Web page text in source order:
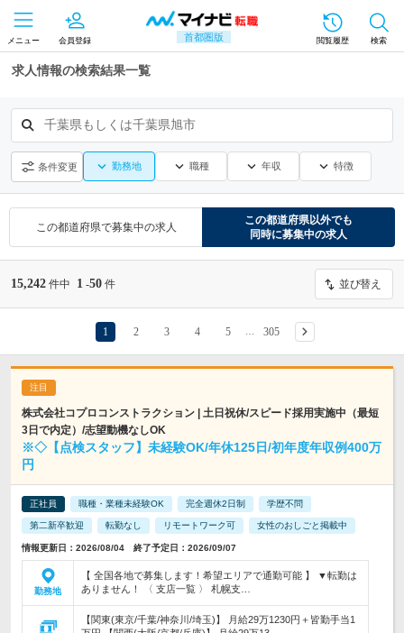
首都圏版
メニュー 会員登録 閲覧履歴 検索
求人情報の検索結果一覧
千葉県もしくは千葉県旭市
条件変更 勤務地 職種 年収 特徴
この都道府県で募集中の求人
この都道府県以外でも
同時に募集中の求人
15,242 件中 1 -50 件 並び替え
1 2 3 4 5 305
株式会社コプロコンストラクション | 土日祝休/スピード採用実施中（最短
3日で内定）/志望動機なしOK
※◇【点検スタッフ】未経験OK/年休125日/初年度年収例400万
円
正社員 職種・業種未経験OK 完全週休2日制 学歴不問
第二新卒歓迎 転勤なし リモートワーク可 女性のおしごと掲載中
情報更新日：2026/08/04 終了予定日：2026/09/07
勤務地
【 全国各地で募集します！希望エリアで通勤可能 】 ▼転勤は
ありません！ 〈 支店一覧 〉 札幌支…
【関東(東京/千葉/神奈川/埼玉)】 月給29万1230円＋皆勤手当1